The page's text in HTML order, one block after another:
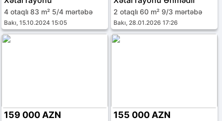
4 otaqlı 83 m² 5/4 mərtəbə
Bakı, 15.10.2024 15:05
2 otaqlı 60 m² 9/3 mərtəbə
Bakı, 28.01.2026 17:26
159 000 AZN 155 000 AZN